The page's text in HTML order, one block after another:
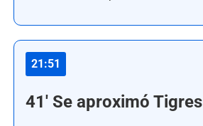
21:51
41' Se aproximó Tigres